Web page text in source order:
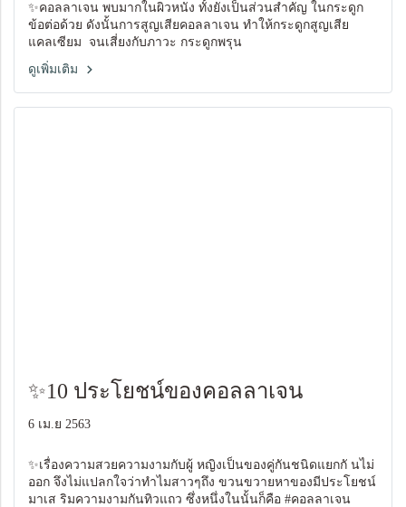
✨คอลลาเจน พบมากในผิวหนัง ทั้งยังเป็นส่วนสำคัญ ในกระดูก
ข้อต่อด้วย ดังนั้นการสูญเสียคอลลาเจน ทำให้กระดูกสูญเสีย
แคลเซียม จนเสี่ยงกับภาวะ กระดูกพรุน
ดูเพิ่มเติม
✨10 ประโยชน์ของคอลลาเจน
6 เม.ย 2563
✨เรื่องความสวยความงามกับผู้ หญิงเป็นของคู่กันชนิดแยกกั นไม่
ออก จึงไม่แปลกใจว่าทำไมสาวๆถึง ขวนขวายหาของมีประโยชน์
มาเส ริมความงามกันทิวแถว ซึ่งหนึ่งในนั้นก็คือ #คอลลาเจน